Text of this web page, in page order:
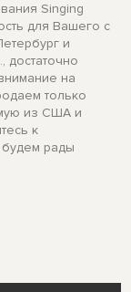
Singing
для Вашего с
и
достаточно
на
только
из США и
к
будем рады